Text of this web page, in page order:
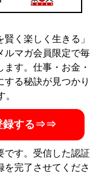
門医・指導医。
く楽しく生きる」
ルマガ会員限定で毎
す。仕事・お金・
る秘訣が見つかり
録する⇒⇒
す。受信した認証
を完了させてくださ